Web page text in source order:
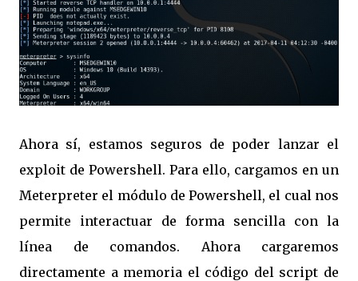
Ahora sí, estamos seguros de poder lanzar el
exploit de Powershell. Para ello, cargamos en un
Meterpreter el módulo de Powershell, el cual nos
permite interactuar de forma sencilla con la
línea de comandos. Ahora cargaremos
directamente a memoria el código del script de